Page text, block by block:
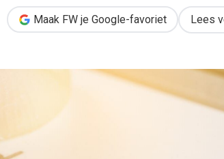
Maak FW je Google-favoriet Lees